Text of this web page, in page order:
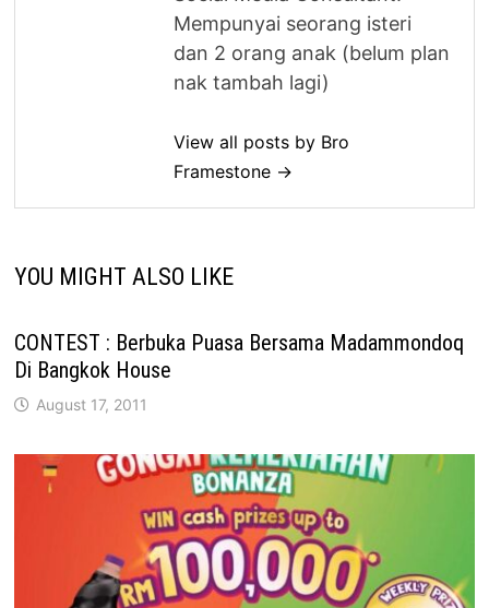
Mempunyai seorang isteri
dan 2 orang anak (belum plan
nak tambah lagi)
View all posts by Bro
Framestone →
YOU MIGHT ALSO LIKE
CONTEST : Berbuka Puasa Bersama Madammondoq
Di Bangkok House
August 17, 2011